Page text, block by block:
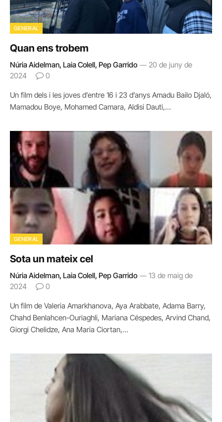
GENERAL
Quan ens trobem
Núria Aidelman, Laia Colell, Pep Garrido
20 de juny de
2024
0
Un film dels i les joves d’entre 16 i 23 d’anys Amadu Bailo Djaló,
Mamadou Boye, Mohamed Camara, Aldisi Dauti,…
GENERAL
Sota un mateix cel
Núria Aidelman, Laia Colell, Pep Garrido
13 de maig de
2024
0
Un film de Valeria Amarkhanova, Aya Arabbate, Adama Barry,
Chahd Benlahcen-Ouriaghli, Mariana Céspedes, Arvind Chand,
Giorgi Chelidze, Ana Maria Ciortan,…